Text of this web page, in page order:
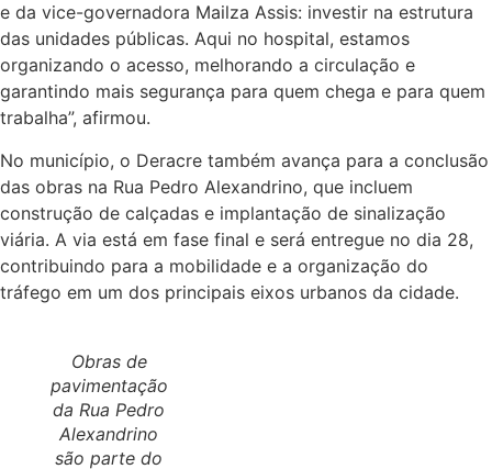
e da vice-governadora Mailza Assis: investir na estrutura
das unidades públicas. Aqui no hospital, estamos
organizando o acesso, melhorando a circulação e
garantindo mais segurança para quem chega e para quem
trabalha”, afirmou.
No município, o Deracre também avança para a conclusão
das obras na Rua Pedro Alexandrino, que incluem
construção de calçadas e implantação de sinalização
viária. A via está em fase final e será entregue no dia 28,
contribuindo para a mobilidade e a organização do
tráfego em um dos principais eixos urbanos da cidade.
Obras de
pavimentação
da Rua Pedro
Alexandrino
são parte do